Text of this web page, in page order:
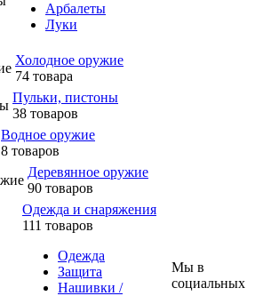
Арбалеты
Луки
Холодное оружие
74 товара
Пульки, пистоны
38 товаров
Водное оружие
8 товаров
Деревянное оружие
90 товаров
Одежда и снаряжения
111 товаров
Одежда
Защита
Нашивки /
Мы в
социальных